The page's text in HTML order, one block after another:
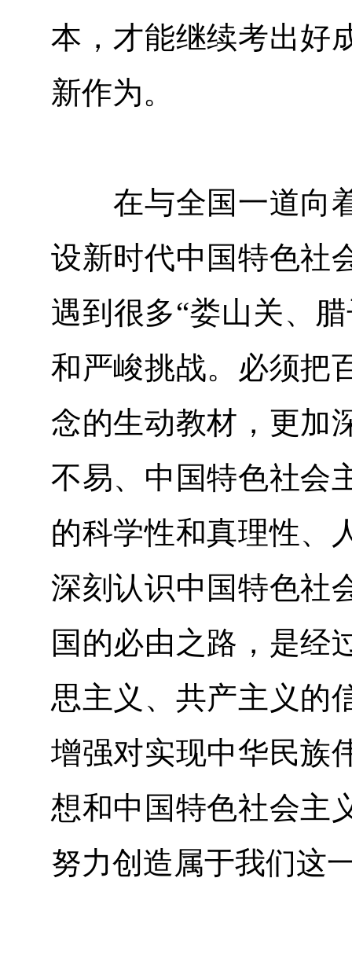
本，才能继续考出好
新作为。
在与全国一道向着
设新时代中国特色社
遇到很多“娄山关、
和严峻挑战。必须把
念的生动教材，更加
不易、中国特色社会
的科学性和真理性、
深刻认识中国特色社
国的必由之路，是经
思主义、共产主义的
增强对实现中华民族
想和中国特色社会主
努力创造属于我们这